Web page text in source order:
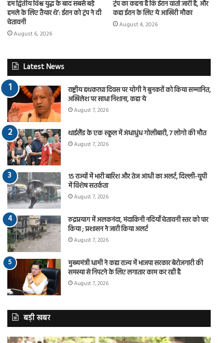
हम द्वितीय विश्व युद्ध के बाद सबसे बड़े
हमले के लिए तैयार थे’: ईरान को ट्रंप ने दी
चेतावनी
August 6, 2026
ट्रंप का कहना है कि ईरान वार्ता जारी है, और
कहा ईरान के लिए ये आखिरी मौका
August 4, 2026
Latest News
राष्ट्रीय हथकरघा दिवस पर योगी ने बुनकरों को किया सम्मानित,
अखिलेश पर साधा निशाना, कहा ये
August 7, 2026
थाईलैंड के एक स्कूल में अंधाधुंध गोलीबारी, 7 लोगो की मौत
August 7, 2026
15 राज्यों में भारी बारिश और तेज आंधी का अलर्ट, दिल्ली-यूपी
में विशेष सतर्कता
August 7, 2026
रुद्रप्रयाग में अलकनंदा, मंदाकिनी नदियाँ चेतावनी स्तर को पार
किया ; प्रशासन ने जारी किया अलर्ट
August 7, 2026
मुख्यमंत्री धामी ने कहा राज्य में भाजपा सरकार बेरोजगारी की
समस्या से निपटने के लिए लगातार काम कर रही है
August 7, 2026
बड़ी खबर